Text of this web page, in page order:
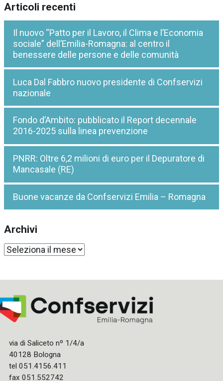
Articoli recenti
Il nuovo “Patto per il Lavoro, il Clima e l’Economia
sociale” dell’Emilia-Romagna: al centro il
benessere delle persone e delle comunità
Luca Dal Fabbro nuovo presidente di Confservizi
nazionale
Fondo d’Ambito: pubblicato il Report decennale
2016-2025 sulla linea prevenzione
PNRR: Oltre 6,2 milioni di euro per il Depuratore di
Mancasale (RE)
Buone vacanze da Confservizi Emilia – Romagna
Archivi
Archivi
via di Saliceto nº 1/4/a
40128 Bologna
tel 051.4156.411
fax 051.552742